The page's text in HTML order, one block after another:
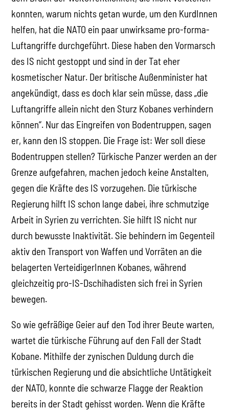
konnten, warum nichts getan wurde, um den KurdInnen
helfen, hat die NATO ein paar unwirksame pro-forma-
Luftangriffe durchgeführt. Diese haben den Vormarsch
des IS nicht gestoppt und sind in der Tat eher
kosmetischer Natur. Der britische Außenminister hat
angekündigt, dass es doch klar sein müsse, dass „die
Luftangriffe allein nicht den Sturz Kobanes verhindern
können“. Nur das Eingreifen von Bodentruppen, sagen
er, kann den IS stoppen. Die Frage ist: Wer soll diese
Bodentruppen stellen? Türkische Panzer werden an der
Grenze aufgefahren, machen jedoch keine Anstalten,
gegen die Kräfte des IS vorzugehen. Die türkische
Regierung hilft IS schon lange dabei, ihre schmutzige
Arbeit in Syrien zu verrichten. Sie hilft IS nicht nur
durch bewusste Inaktivität. Sie behindern im Gegenteil
aktiv den Transport von Waffen und Vorräten an die
belagerten VerteidigerInnen Kobanes, während
gleichzeitig pro-IS-Dschihadisten sich frei in Syrien
bewegen.
So wie gefräßige Geier auf den Tod ihrer Beute warten,
wartet die türkische Führung auf den Fall der Stadt
Kobane. Mithilfe der zynischen Duldung durch die
türkischen Regierung und die absichtliche Untätigkeit
der NATO, konnte die schwarze Flagge der Reaktion
bereits in der Stadt gehisst worden. Wenn die Kräfte